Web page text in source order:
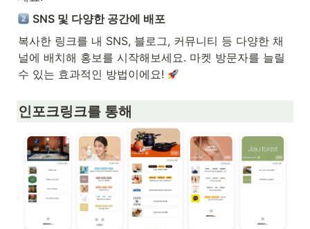
SNS 및 다양한 공간에 배포
복사한 링크를 내 SNS, 블로그, 커뮤니티 등 다양한 채
널에 배치해 홍보를 시작해보세요. 마켓 방문자를 늘릴
수 있는 효과적인 방법이에요!
인포크링크를 통해